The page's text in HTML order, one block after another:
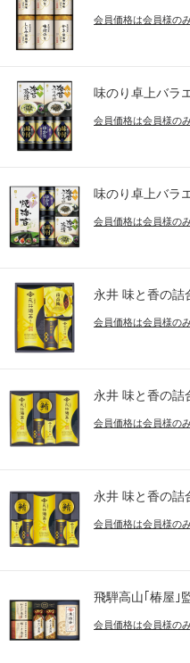
会員価格は会員様の
味のり卓上バラ
会員価格は会員様の
味のり卓上バラ
会員価格は会員様の
永井 味と香の詰
会員価格は会員様の
永井 味と香の詰
会員価格は会員様の
永井 味と香の詰
会員価格は会員様の
飛騨高山｢椿屋｣
会員価格は会員様の